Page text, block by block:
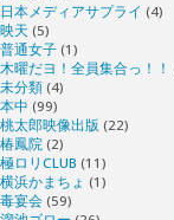
日本メディアサプライ (4)
映天 (5)
普通女子 (1)
木曜だヨ！全員集合っ！！
未分類 (4)
本中 (99)
桃太郎映像出版 (22)
椿鳳院 (2)
極ロリCLUB (11)
横浜かまちょ (1)
毒宴会 (59)